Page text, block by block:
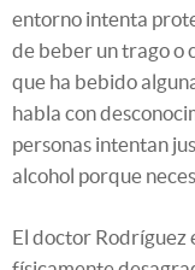
entorno intenta
de beber un trago o
que ha bebido
habla con
personas intentan
alcohol porque
El doctor Rodríguez